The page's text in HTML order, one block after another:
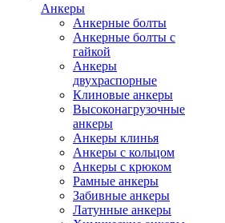
Анкеры
Анкерные болты
Анкерные болты с
гайкой
Анкеры
двухраспорные
Клиновые анкеры
Высоконагрузочные
анкеры
Анкеры клинья
Анкеры с кольцом
Анкеры с крюком
Рамные анкеры
Забивные анкеры
Латунные анкеры